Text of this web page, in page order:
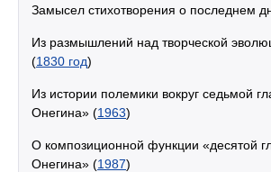
Замысел стихотворения о последнем
Из размышлений над творческой
(1830 год)
Из истории полемики вокруг седьмой
Онегина» (1963)
О композиционной функции «десятой
Онегина» (1987)